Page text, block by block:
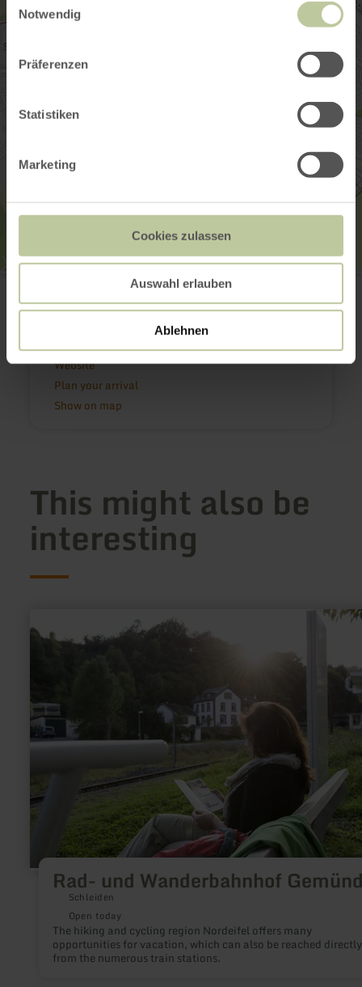
Notwendig
Präferenzen
Statistiken
Marketing
Cookies zulassen
Auswahl erlauben
Ablehnen
Tourist-Information Wittlich Stadt & Land
Marktplatz/Neustraße 2
54516 Wittlich
Email
Website
Plan your arrival
Show on map
This might also be
interesting
Rad- und Wanderbahnhof
Schleiden
Open today
The hiking and cycling region Nordeifel offers many
opportunities for vacation, which can also be reached directly
from the numerous train stations.
more
about: